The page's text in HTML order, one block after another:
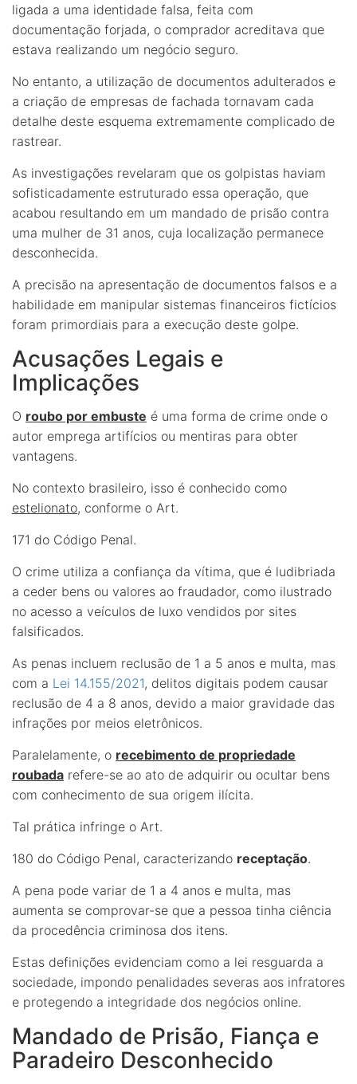
ligada a uma identidade falsa, feita com
documentação forjada, o comprador acreditava que
estava realizando um negócio seguro.
No entanto, a utilização de documentos adulterados e
a criação de empresas de fachada tornavam cada
detalhe deste esquema extremamente complicado de
rastrear.
As investigações revelaram que os golpistas haviam
sofisticadamente estruturado essa operação, que
acabou resultando em um mandado de prisão contra
uma mulher de 31 anos, cuja localização permanece
desconhecida.
A precisão na apresentação de documentos falsos e a
habilidade em manipular sistemas financeiros fictícios
foram primordiais para a execução deste golpe.
Acusações Legais e
Implicações
O roubo por embuste é uma forma de crime onde o
autor emprega artifícios ou mentiras para obter
vantagens.
No contexto brasileiro, isso é conhecido como
estelionato, conforme o Art.
171 do Código Penal.
O crime utiliza a confiança da vítima, que é ludibriada
a ceder bens ou valores ao fraudador, como ilustrado
no acesso a veículos de luxo vendidos por sites
falsificados.
As penas incluem reclusão de 1 a 5 anos e multa, mas
com a Lei 14.155/2021, delitos digitais podem causar
reclusão de 4 a 8 anos, devido a maior gravidade das
infrações por meios eletrônicos.
Paralelamente, o recebimento de propriedade
roubada refere-se ao ato de adquirir ou ocultar bens
com conhecimento de sua origem ilícita.
Tal prática infringe o Art.
180 do Código Penal, caracterizando receptação.
A pena pode variar de 1 a 4 anos e multa, mas
aumenta se comprovar-se que a pessoa tinha ciência
da procedência criminosa dos itens.
Estas definições evidenciam como a lei resguarda a
sociedade, impondo penalidades severas aos infratores
e protegendo a integridade dos negócios online.
Mandado de Prisão, Fiança e
Paradeiro Desconhecido